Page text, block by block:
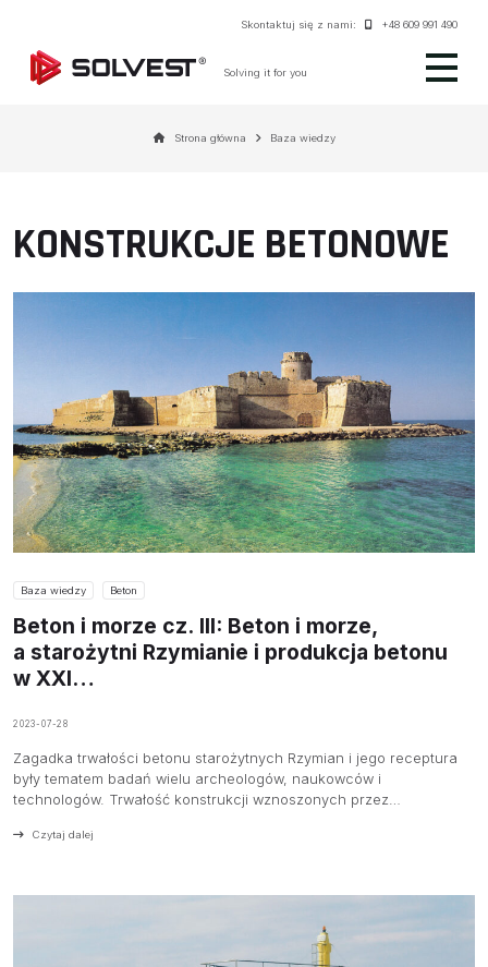
Skontaktuj się z nami: +48 609 991 490
Solving it for you
Strona główna Baza wiedzy
KONSTRUKCJE BETONOWE
Baza wiedzy Beton
Beton i morze cz. III: Beton i morze,
a starożytni Rzymianie i produkcja betonu
w XXI…
2023-07-28
Zagadka trwałości betonu starożytnych Rzymian i jego receptura
były tematem badań wielu archeologów, naukowców i
technologów. Trwałość konstrukcji wznoszonych przez…
Czytaj dalej